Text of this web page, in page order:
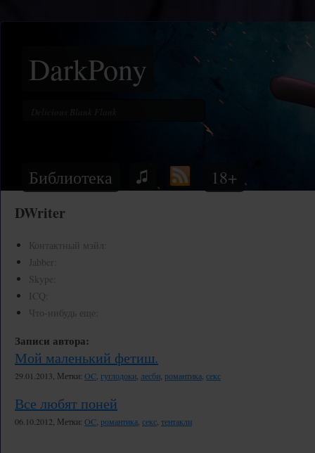
DarkPony
Библиотека 18+
DWriter
Контактный мэйл:
Jabber:
Skype:
ICQ:
Что-нибудь еще:
Записи автора:
Мой маленький фетиш.
29.01.2013, Метки: OC гуглодоки лесби романтика секс
Все любят поней
06.10.2012, Метки: OC романтика секс тентакли